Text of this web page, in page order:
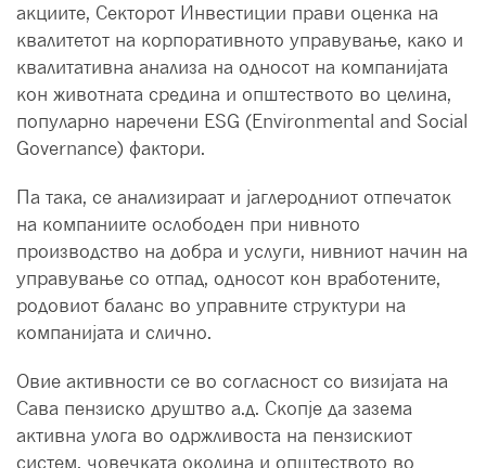
акциите, Секторот Инвестиции прави оценка на
квалитетот на корпоративното управување, како и
квалитативна анализа на односот на компанијата
кон животната средина и општеството во целина,
популарно наречени ESG (Environmental and Social
Governance) фактори.
Па така, се анализираат и јаглеродниот отпечаток
на компаниите ослободен при нивното
производство на добра и услуги, нивниот начин на
управување со отпад, односот кон вработените,
родовиот баланс во управните структури на
компанијата и слично.
Овие активности се во согласност со визијата на
Сава пензиско друштво а.д. Скопје да зазема
активна улога во одржливоста на пензискиот
систем, човечката околина и општеството во